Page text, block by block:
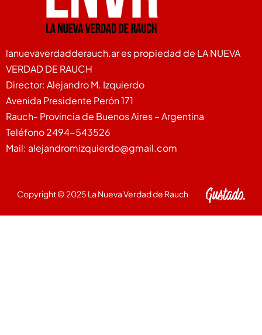
lanuevaverdadderauch.ar es propiedad de LA NUEVA
VERDAD DE RAUCH
Director: Alejandro M. Izquierdo
Avenida Presidente Perón 171
Rauch- Provincia de Buenos Aires – Argentina
Teléfono 2494-543526
Mail: alejandromizquierdo@gmail.com
Copyright © 2025 La Nueva Verdad de Rauch